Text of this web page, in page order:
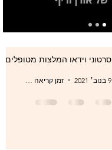
סרטוני וידאו המלצות מטופלים
9 בנוב׳ 2021